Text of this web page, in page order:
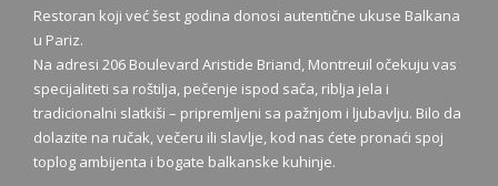
Restoran koji već šest godina donosi autentične ukuse Balkana
u Pariz.
Na adresi 206 Boulevard Aristide Briand, Montreuil očekuju vas
specijaliteti sa roštilja, pečenje ispod sača, riblja jela i
tradicionalni slatkiši – pripremljeni sa pažnjom i ljubavlju. Bilo da
dolazite na ručak, večeru ili slavlje, kod nas ćete pronaći spoj
toplog ambijenta i bogate balkanske kuhinje.